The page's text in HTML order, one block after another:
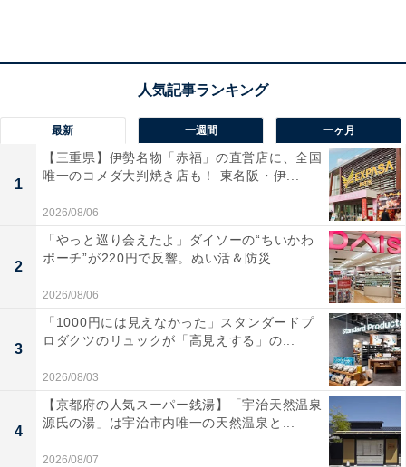
シートベルト未着用だと、アラートが出る
車体の前後左右にカメラが複数台ついており、周囲の車
両、通行人、自転車の状況などを確認しながら走行しま
す。ナビ上でも周囲の状況が描写されており、ちゃんと
確認できているという安心感を感じました。
最新 一週間 一ヶ月
1
【三重県】伊勢名物「赤福」の直営店に、全国
唯一のコメダ大判焼き店も！ 東名阪・伊...
2026/08/06
2
「やっと巡り会えたよ」ダイソーの“ちいかわ
ポーチ”が220円で反響。ぬい活＆防災...
2026/08/06
3
「1000円には見えなかった」スタンダードプ
ロダクツのリュックが「高見えする」の...
2026/08/03
4
【京都府の人気スーパー銭湯】「宇治天然温泉
源氏の湯」は宇治市内唯一の天然温泉と...
2026/08/07